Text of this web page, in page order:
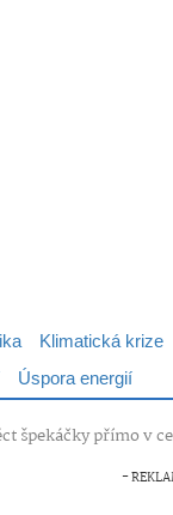
Klimatická krize
Úspora energií
špekáčky přímo v